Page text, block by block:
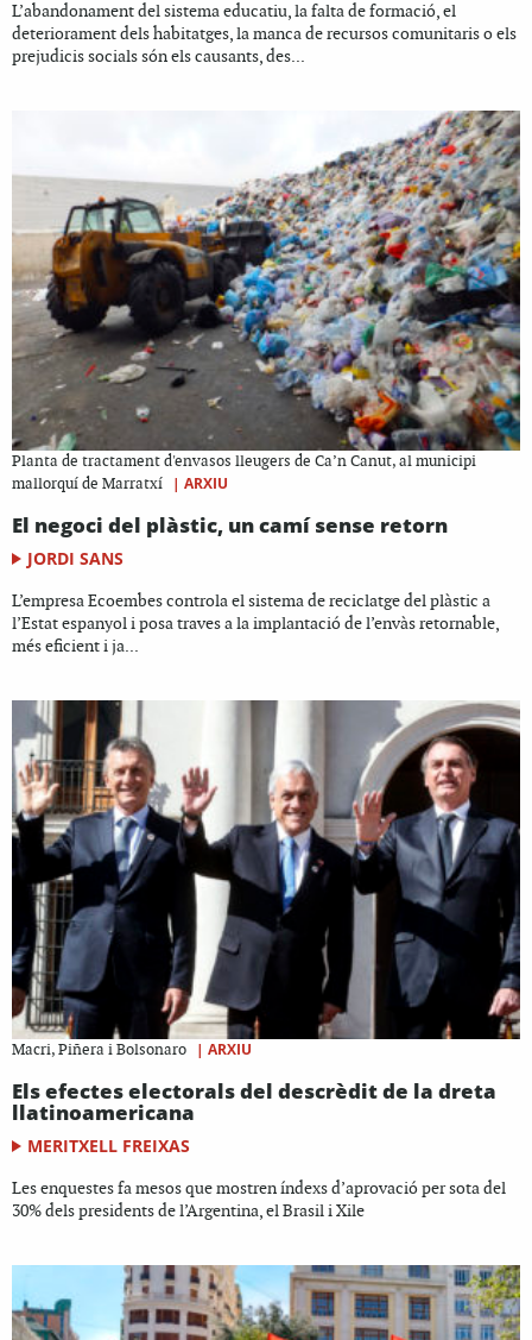
L’abandonament del sistema educatiu, la falta de formació, el
deteriorament dels habitatges, la manca de recursos comunitaris o els
prejudicis socials són els causants, des...
Planta de tractament d'envasos lleugers de Ca’n Canut, al municipi
mallorquí de Marratxí
| ARXIU
El negoci del plàstic, un camí sense retorn
JORDI SANS
L’empresa Ecoembes controla el sistema de reciclatge del plàstic a
l’Estat espanyol i posa traves a la implantació de l’envàs retornable,
més eficient i ja...
Macri, Piñera i Bolsonaro | ARXIU
Els efectes electorals del descrèdit de la dreta
llatinoamericana
MERITXELL FREIXAS
Les enquestes fa mesos que mostren índexs d’aprovació per sota del
30% dels presidents de l’Argentina, el Brasil i Xile